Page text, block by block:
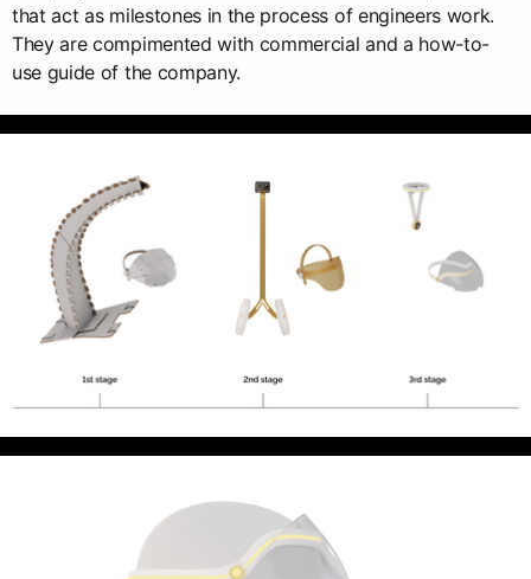
that act as milestones in the process of engineers work.
They are compimented with commercial and a how-to-
use guide of the company.